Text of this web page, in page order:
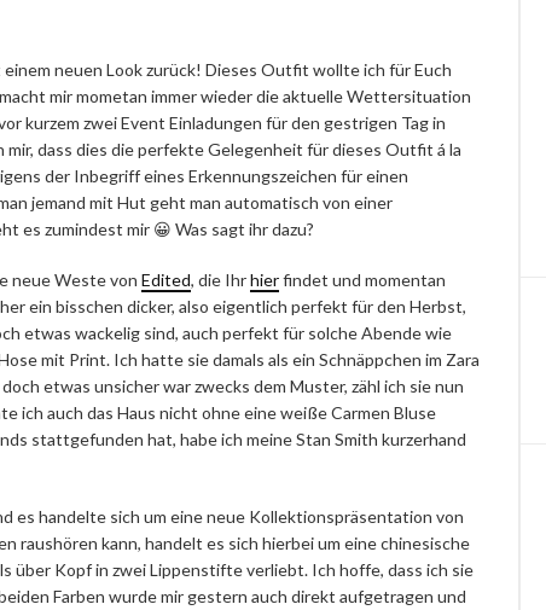
neuen Look zurück! Dieses Outfit wollte ich für Euch
mir mometan immer wieder die aktuelle Wettersituation
kurzem zwei Event Einladungen für den gestrigen Tag in
mir, dass dies die perfekte Gelegenheit für dieses Outfit á la
der Inbegriff eines Erkennungszeichen für einen
jemand mit Hut geht man automatisch von einer
es zumindest mir 😀 Was sagt ihr dazu?
neue Weste von Edited, die Ihrhierfindet und momentan
ein bisschen dicker, also eigentlich perfekt für den Herbst,
etwas wackelig sind, auch perfekt für solche Abende wie
mit Print. Ich hatte sie damals als ein Schnäppchen im Zara
etwas unsicher war zwecks dem Muster, zähl ich sie nun
ich auch das Haus nicht ohne eine weiße Carmen Bluse
stattgefunden hat, habe ich meine Stan Smith kurzerhand
es handelte sich um eine neue Kollektionspräsentation von
raushören kann, handelt es sich hierbei um eine chinesische
über Kopf in zwei Lippenstifte verliebt. Ich hoffe, dass ich sie
Farben wurde mir gestern auch direkt aufgetragen und